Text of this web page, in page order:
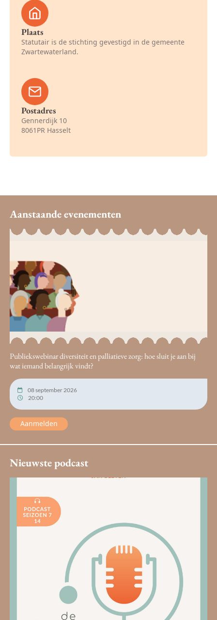
Plaats
Statutair is de stichting gevestigd in de gemeente
Zwartewaterland.
Postadres
Gennerdijk 10
8061PR Hasselt
Aanstaande evenementen
Publiekswebinar diversiteit en palliatieve zorg: hoe sluit je aan bij
wat iemand belangrijk vindt?
08 september 2026
20:00
Aanmelden
Nieuwste podcast